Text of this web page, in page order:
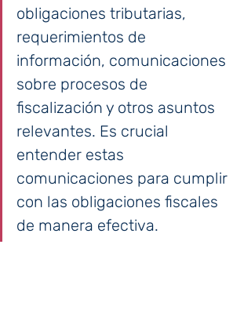
obligaciones tributarias,
requerimientos de
información, comunicaciones
sobre procesos de
fiscalización y otros asuntos
relevantes. Es crucial
entender estas
comunicaciones para cumplir
con las obligaciones fiscales
de manera efectiva.